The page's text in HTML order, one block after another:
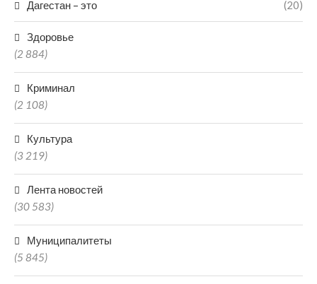
Дагестан – это (20)
Здоровье
(2 884)
Криминал
(2 108)
Культура
(3 219)
Лента новостей
(30 583)
Муниципалитеты
(5 845)